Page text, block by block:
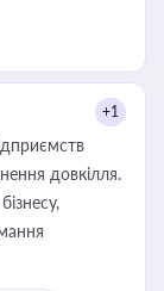
+1
довкілля.